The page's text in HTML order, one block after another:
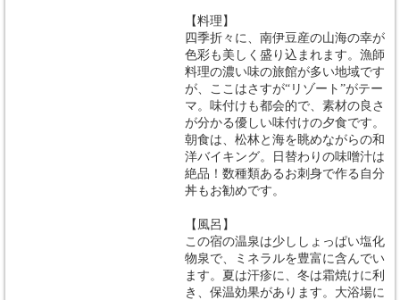
【料理】
四季折々に、南伊豆産の山海の幸が
色彩も美しく盛り込まれます。漁師
料理の濃い味の旅館が多い地域です
が、ここはさすが“リゾート”がテー
マ。味付けも都会的で、素材の良さ
が分かる優しい味付けの夕食です。
朝食は、松林と海を眺めながらの和
洋バイキング。日替わりの味噌汁は
絶品！数種類あるお刺身で作る自分
丼もお勧めです。
【風呂】
この宿の温泉は少ししょっぱい塩化
物泉で、ミネラルを豊富に含んでい
ます。夏は汗疹に、冬は霜焼けに利
き、保温効果があります。大浴場に